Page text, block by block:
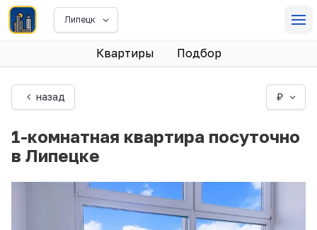
Липецк
Квартиры Подбор
назад ₽
1-комнатная квартира посуточно
в Липецке